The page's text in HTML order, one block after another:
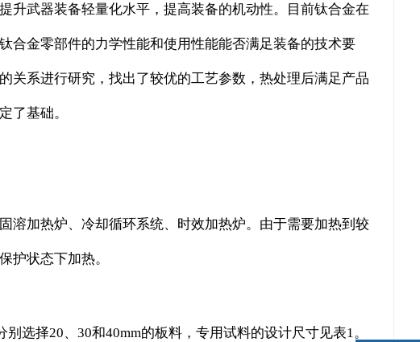
升武器装备轻量化水平，提高装备的机动性。目前钛合金在
合金零部件的力学性能和使用性能能否满足装备的技术要
关系进行研究，找出了较优的工艺参数，热处理后满足产品
了基础。
溶加热炉、冷却循环系统、时效加热炉。由于需要加热到较
护状态下加热。
选择20、30和40mm的板料，专用试料的设计尺寸见表1。